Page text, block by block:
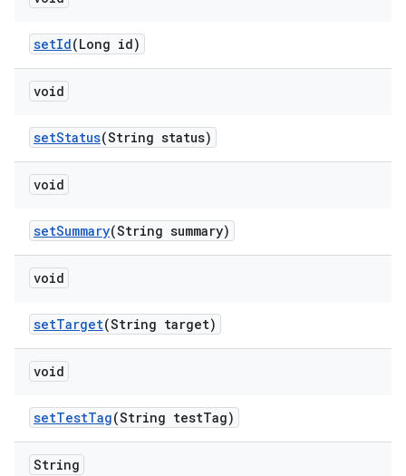
setId(Long id)
void
setStatus(String status)
void
setSummary(String summary)
void
setTarget(String target)
void
setTestTag(String testTag)
String